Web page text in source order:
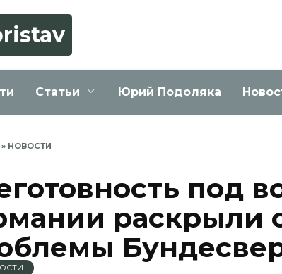
Статьи Юрий Подоляка
» НОВОСТИ
под
раскрыли